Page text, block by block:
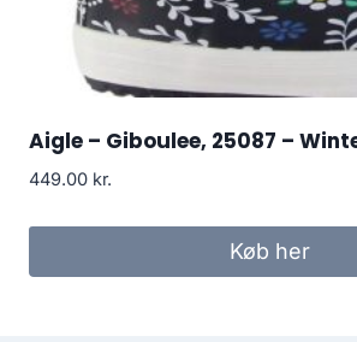
Aigle – Giboulee, 25087 –
449.00 kr.
Køb her